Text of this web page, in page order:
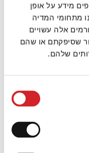
מידע על אופן
מתחומי המדיה
אלה עשויים
שסיפקתם או שהם
שלהם.